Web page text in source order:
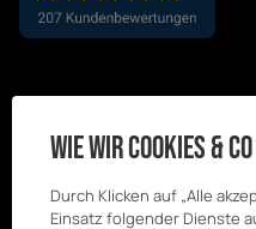
Wie wir Cookies &
Durch Klicken auf „Alle
Einsatz folgender Dienste